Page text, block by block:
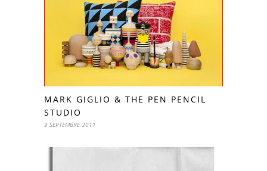
MARK GIGLIO & THE PEN PENCIL
STUDIO
9 SEPTEMBRE 2011